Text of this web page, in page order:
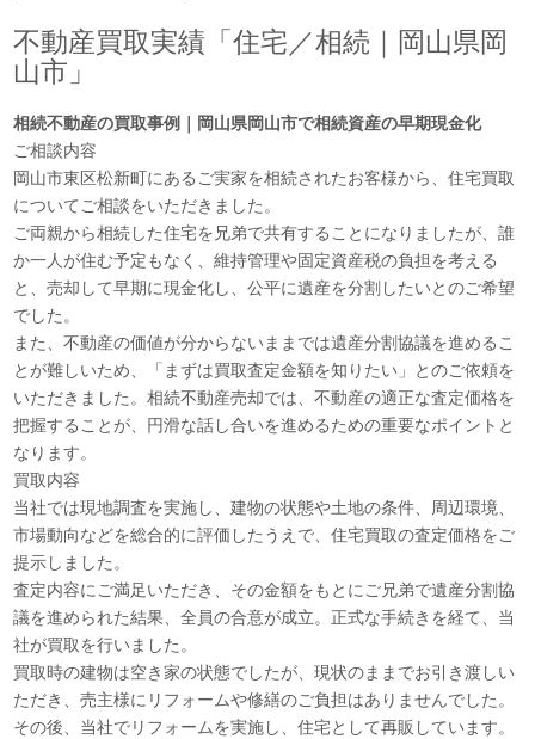
売
却
不動産買取実績「住宅／相続｜岡山県岡
山市」
相続不動産の買取事例｜岡山県岡山市で相続資産の早期現金化
ご相談内容
岡山市東区松新町にあるご実家を相続されたお客様から、住宅買取
についてご相談をいただきました。
ご両親から相続した住宅を兄弟で共有することになりましたが、誰
か一人が住む予定もなく、維持管理や固定資産税の負担を考える
と、売却して早期に現金化し、公平に遺産を分割したいとのご希望
でした。
また、不動産の価値が分からないままでは遺産分割協議を進めるこ
とが難しいため、「まずは買取査定金額を知りたい」とのご依頼を
いただきました。相続不動産売却では、不動産の適正な査定価格を
把握することが、円滑な話し合いを進めるための重要なポイントと
なります。
買取内容
当社では現地調査を実施し、建物の状態や土地の条件、周辺環境、
市場動向などを総合的に評価したうえで、住宅買取の査定価格をご
提示しました。
査定内容にご満足いただき、その金額をもとにご兄弟で遺産分割協
議を進められた結果、全員の合意が成立。正式な手続きを経て、当
社が買取を行いました。
買取時の建物は空き家の状態でしたが、現状のままでお引き渡しい
ただき、売主様にリフォームや修繕のご負担はありませんでした。
その後、当社でリフォームを実施し、住宅として再販しています。